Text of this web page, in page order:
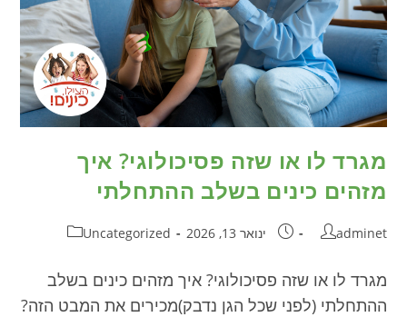
מגרד לו או שזה פסיכולוגי? איך
מזהים כינים בשלב ההתחלתי
adminet ינואר 13, 2026 Uncategorized
מגרד לו או שזה פסיכולוגי? איך מזהים כינים בשלב
ההתחלתי (לפני שכל הגן נדבק)מכירים את המבט הזה?